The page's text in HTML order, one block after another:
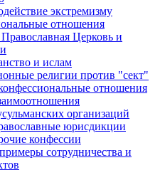
экстремизму
отношения
Православная Церковь и
и ислам
религии против "сект"
отношения
организаций
юрисдикции
конфессии
сотрудничества и